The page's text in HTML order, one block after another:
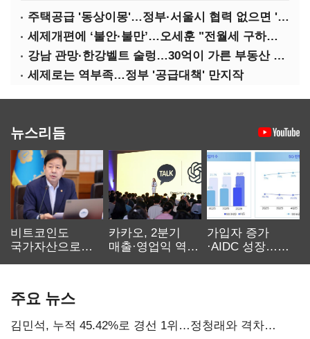
주택공급 '동상이몽'…정부·서울시 협력 없으면 '공수표'
세제개편에 ‘불안·불만’…오세훈 "전월세 구하기 더 힘들어질 것"
강남 관망·한강벨트 술렁…30억이 가른 부동산 민심
세제로는 역부족…정부 '공급대책' 만지작
뉴스리듬
비트코인도
국가자산으로…'
카카오, 2분기
매출·영업익 역대
가입자 증가
·AIDC 성장…
주요 뉴스
김민석, 누적 45.42%로 경선 1위…정청래와 격차